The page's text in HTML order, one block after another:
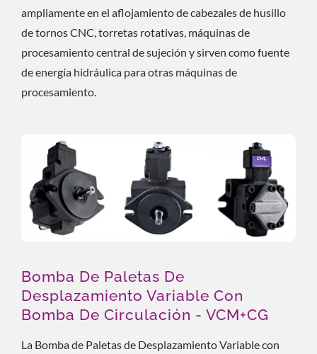
ampliamente en el aflojamiento de cabezales de husillo
de tornos CNC, torretas rotativas, máquinas de
procesamiento central de sujeción y sirven como fuente
de energía hidráulica para otras máquinas de
procesamiento.
Bomba De Paletas De
Desplazamiento Variable Con
Bomba De Circulación - VCM+CG
La Bomba de Paletas de Desplazamiento Variable con